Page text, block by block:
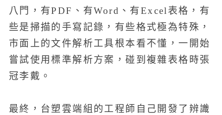
八門，有PDF、有Word、有Excel表格，有
些是掃描的手寫記錄，有些格式極為特殊，
市面上的文件解析工具根本看不懂，一開始
嘗試使用標準解析方案，碰到複雜表格時張
冠李戴。
最終，台塑雲端組的工程師自己開發了辨識